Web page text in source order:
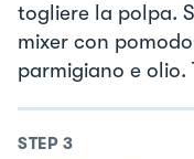
togliere la polpa.
mixer con
parmigiano e olio.
STEP 3